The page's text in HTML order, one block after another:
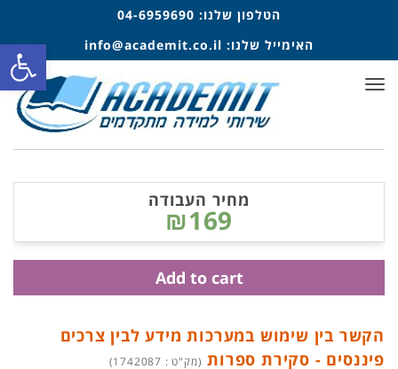
הטלפון שלנו: 04-6959690
האימייל שלנו: info@academit.co.il
תפריט
הקשר בין שימוש במערכות מידע לבין צרכים
פיננסים - סקירת ספרות (מק"ט : 1742087)
מחיר העבודה
₪169
Add to cart
פתח